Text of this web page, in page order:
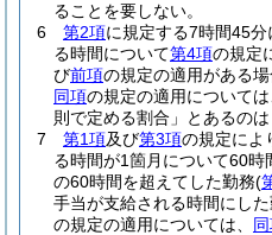
ることを要しない。
6
第2項に規定する7時間45
る時間について第4項の規定
び前項の規定の適用がある
同項の規定の適用については
則で定める割合」とあるの
7
第1項及び第3項の規定によ
る時間が1箇月について60
の60時間を超えてした勤務(
手当が支給される時間にし
の規定の適用については、